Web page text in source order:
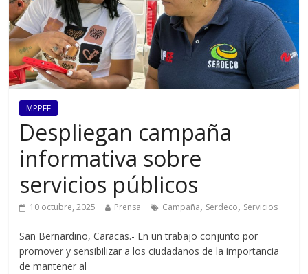
MPPEE
Despliegan campaña
informativa sobre
servicios públicos
10 octubre, 2025 Prensa Campaña, Serdeco, Servicios
San Bernardino, Caracas.- En un trabajo conjunto por
promover y sensibilizar a los ciudadanos de la importancia
de mantener al